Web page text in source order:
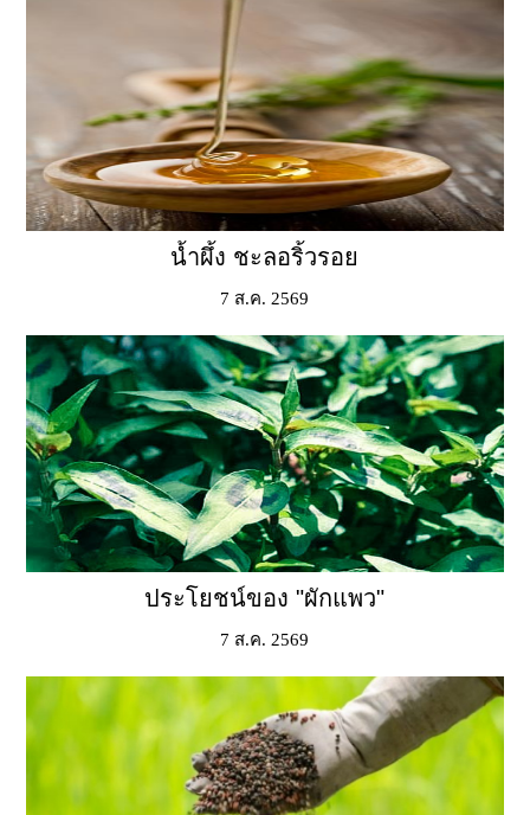
น้ำผึ้ง ชะลอริ้วรอย
7 ส.ค. 2569
ประโยชน์ของ "ผักแพว"
7 ส.ค. 2569